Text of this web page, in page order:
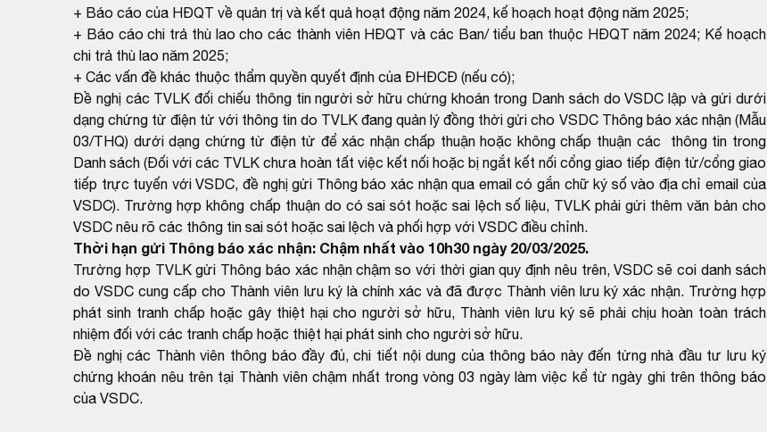
+ Báo cáo của HĐQT về quản trị và kết quả hoạt động năm 2024, kế hoạch hoạt động năm 2025;
+ Báo cáo chi trả thù lao cho các thành viên HĐQT và các Ban/ tiểu ban thuộc HĐQT năm 2024; Kế hoạch
chi trả thù lao năm 2025;
+ Các vấn đề khác thuộc thẩm quyền quyết định của ĐHĐCĐ (nếu có);
Đề nghị các TVLK đối chiếu thông tin người sở hữu chứng khoán trong Danh sách do VSDC lập và gửi dưới
dạng chứng từ điện tử với thông tin do TVLK đang quản lý đồng thời gửi cho VSDC Thông báo xác nhận (Mẫu
03/THQ) dưới dạng chứng từ điện tử để xác nhận chấp thuận hoặc không chấp thuận các thông tin trong
Danh sách (Đối với các TVLK chưa hoàn tất việc kết nối hoặc bị ngắt kết nối cổng giao tiếp điện tử/cổng giao
tiếp trực tuyến với VSDC, đề nghị gửi Thông báo xác nhận qua email có gắn chữ ký số vào địa chỉ email của
VSDC). Trường hợp không chấp thuận do có sai sót hoặc sai lệch số liệu, TVLK phải gửi thêm văn bản cho
VSDC nêu rõ các thông tin sai sót hoặc sai lệch và phối hợp với VSDC điều chỉnh.
Thời hạn gửi Thông báo xác nhận: Chậm nhất vào 10h30 ngày 20/03/2025.
Trường hợp TVLK gửi Thông báo xác nhận chậm so với thời gian quy định nêu trên, VSDC sẽ coi danh sách
do VSDC cung cấp cho Thành viên lưu ký là chính xác và đã được Thành viên lưu ký xác nhận. Trường hợp
phát sinh tranh chấp hoặc gây thiệt hại cho người sở hữu, Thành viên lưu ký sẽ phải chịu hoàn toàn trách
nhiệm đối với các tranh chấp hoặc thiệt hại phát sinh cho người sở hữu.
Đề nghị các Thành viên thông báo đầy đủ, chi tiết nội dung của thông báo này đến từng nhà đầu tư lưu ký
chứng khoán nêu trên tại Thành viên chậm nhất trong vòng 03 ngày làm việc kể từ ngày ghi trên thông báo
của VSDC.